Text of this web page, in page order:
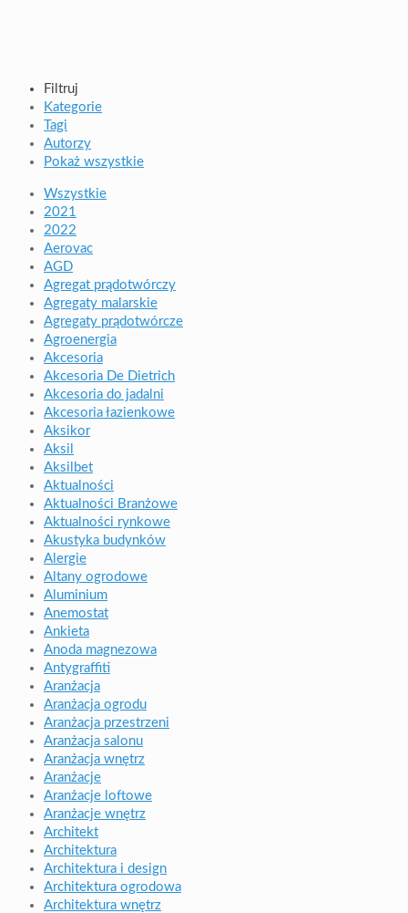
Filtruj
Kategorie
Tagi
Autorzy
Pokaż wszystkie
Wszystkie
2021
2022
Aerovac
AGD
Agregat prądotwórczy
Agregaty malarskie
Agregaty prądotwórcze
Agroenergia
Akcesoria
Akcesoria De Dietrich
Akcesoria do jadalni
Akcesoria łazienkowe
Aksikor
Aksil
Aksilbet
Aktualności
Aktualności Branżowe
Aktualności rynkowe
Akustyka budynków
Alergie
Altany ogrodowe
Aluminium
Anemostat
Ankieta
Anoda magnezowa
Antygraffiti
Aranżacja
Aranżacja ogrodu
Aranżacja przestrzeni
Aranżacja salonu
Aranżacja wnętrz
Aranżacje
Aranżacje loftowe
Aranżacje wnętrz
Architekt
Architektura
Architektura i design
Architektura ogrodowa
Architektura wnętrz